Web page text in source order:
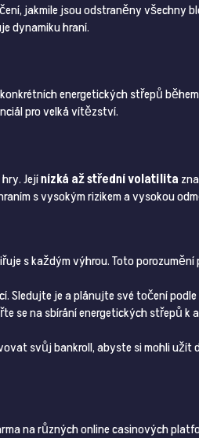
jakmile jsou odstraněny všechny
dynamiku hraní.
energetických střepů
pro velká vítězství.
Jejínízká až střední volatilita
s vysokým rizikem a vysokou
s každým výhrou. Toto
Sledujte je a plánujte své točení podle
se na sbírání energetických střepů
svůj bankroll, abyste si mohli užít
na různých online casinových